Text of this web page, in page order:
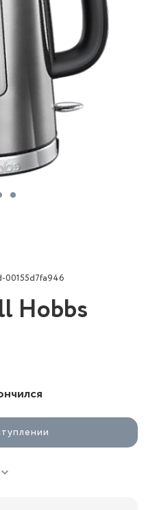
00155d7fa946
Hobbs